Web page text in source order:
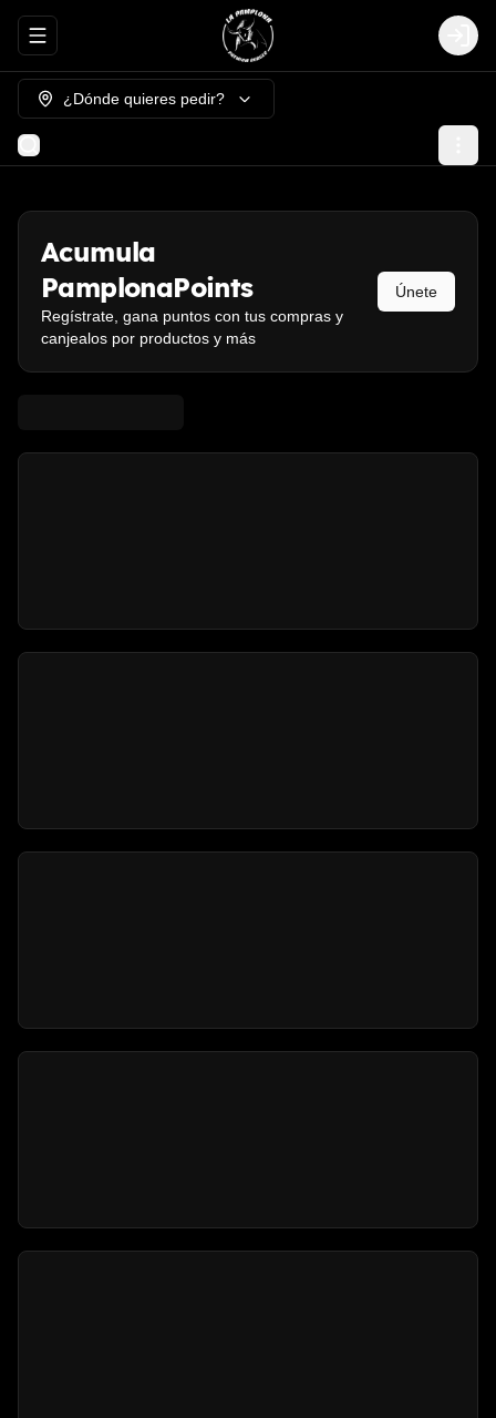
Abrir menu de navegación Login
¿Dónde quieres pedir?
Acumula
PamplonaPoints
Regístrate, gana puntos con tus compras y
canjealos por productos y más
Únete